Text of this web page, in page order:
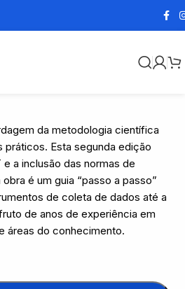
da metodologia científica
Esta segunda edição
a inclusão das normas de
é um guia “passo a passo”
de coleta de dados até a
de anos de experiência em
áreas do conhecimento.